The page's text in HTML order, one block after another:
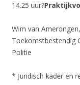
14.25 uur?
Wim van
Toekomstbestendig
Politie
* Juridisch kader en